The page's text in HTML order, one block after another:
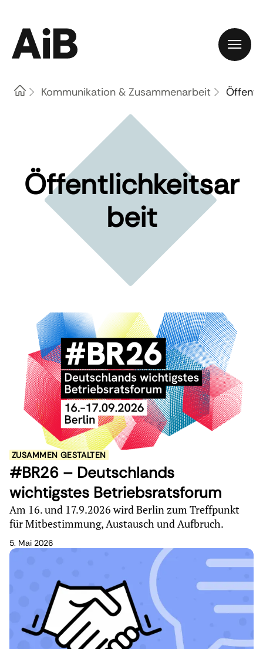
HomeKommunikation & Zusammenarbeit
Öffentlichkeitsar
beit
ZUSAMMEN GESTALTEN
#BR26 – Deutschlands
wichtigstes Betriebsratsforum
Am 16. und 17.9.2026 wird Berlin zum Treffpunkt
für Mitbestimmung, Austausch und Aufbruch.
5. Mai 2026